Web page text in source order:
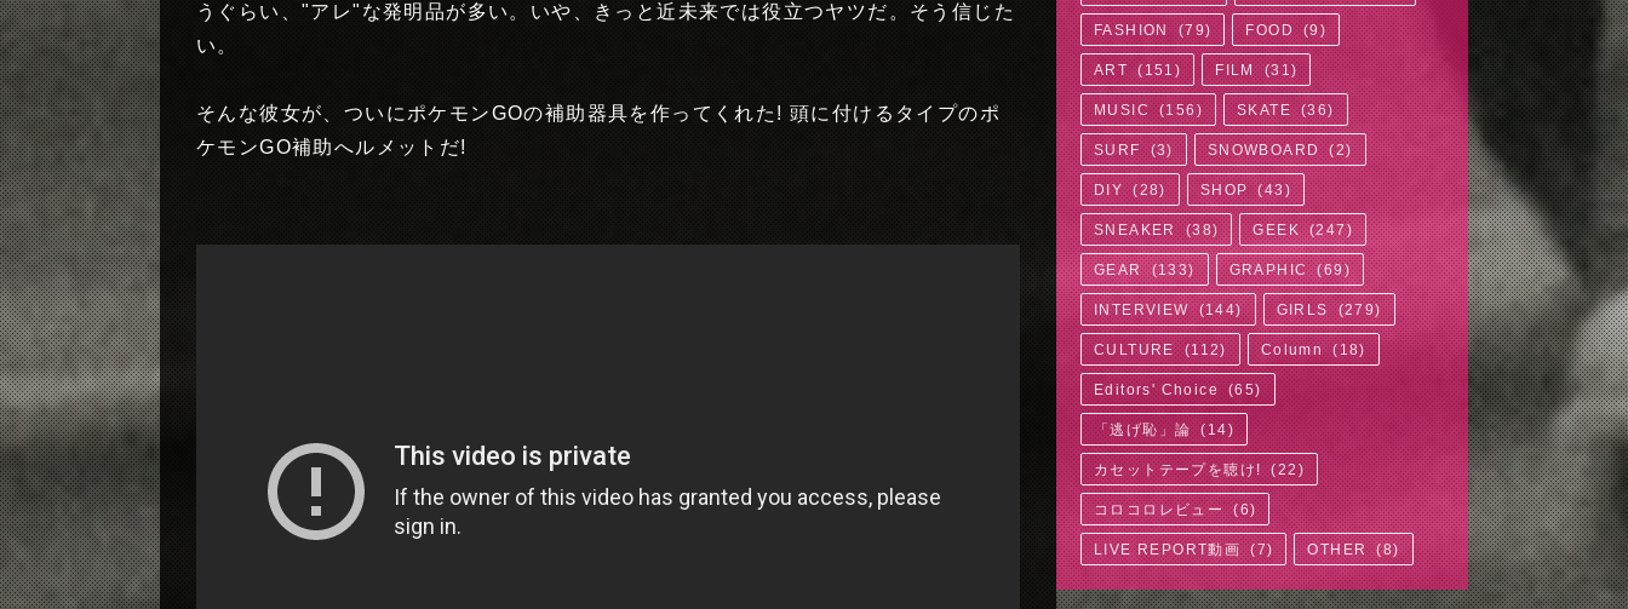
うぐらい、"アレ"な発明品が多い。いや、きっと近未来では役立つヤツだ。そう信じた
い。
そんな彼女が、ついにポケモンGOの補助器具を作ってくれた! 頭に付けるタイプのポ
ケモンGO補助へルメットだ!
FASHION (79) FOOD (9 )
ART (151 ) FILM (31)
MUSIC (156) SKATE (36)
SURF (3) SNOWBOARD (2)
DIY (28) SHOP (43)
SNEAKER (38) GEEK (247)
GEAR (133) GRAPHIC (69)
INTERVIEW (144) GIRLS (279)
CULTURE (112) Column (18)
Editors' Choice (65)
「逃げ恥」論 ( 14)
カセットテープを聴け! (22 )
コロコロレビュー (6)
LIVE REPORT動画 (7) OTHER (8)